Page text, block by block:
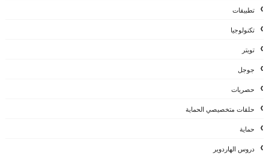
تطبيقات
تكنولوجيا
تويتر
جوجل
حصريات
حلقات متخصيصي الحماية
حماية
دروس الهاردوير